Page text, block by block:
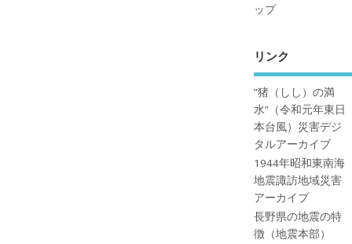
ップ
リンク
”猪（しし）の満
水”（令和元年東日
本台風）災害デジ
タルアーカイブ
1944年昭和東南海
地震諏訪地域災害
アーカイブ
長野県の地震の特
徴（地震本部）